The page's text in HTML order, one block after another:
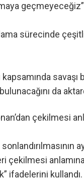
sürecinde
kapsamında
da
çekilmesi
çekilmesi
ifadelerini kullandı.